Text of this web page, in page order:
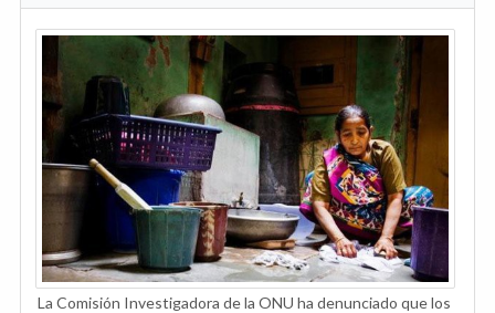
La Comisión Investigadora de la ONU ha denunciado que los